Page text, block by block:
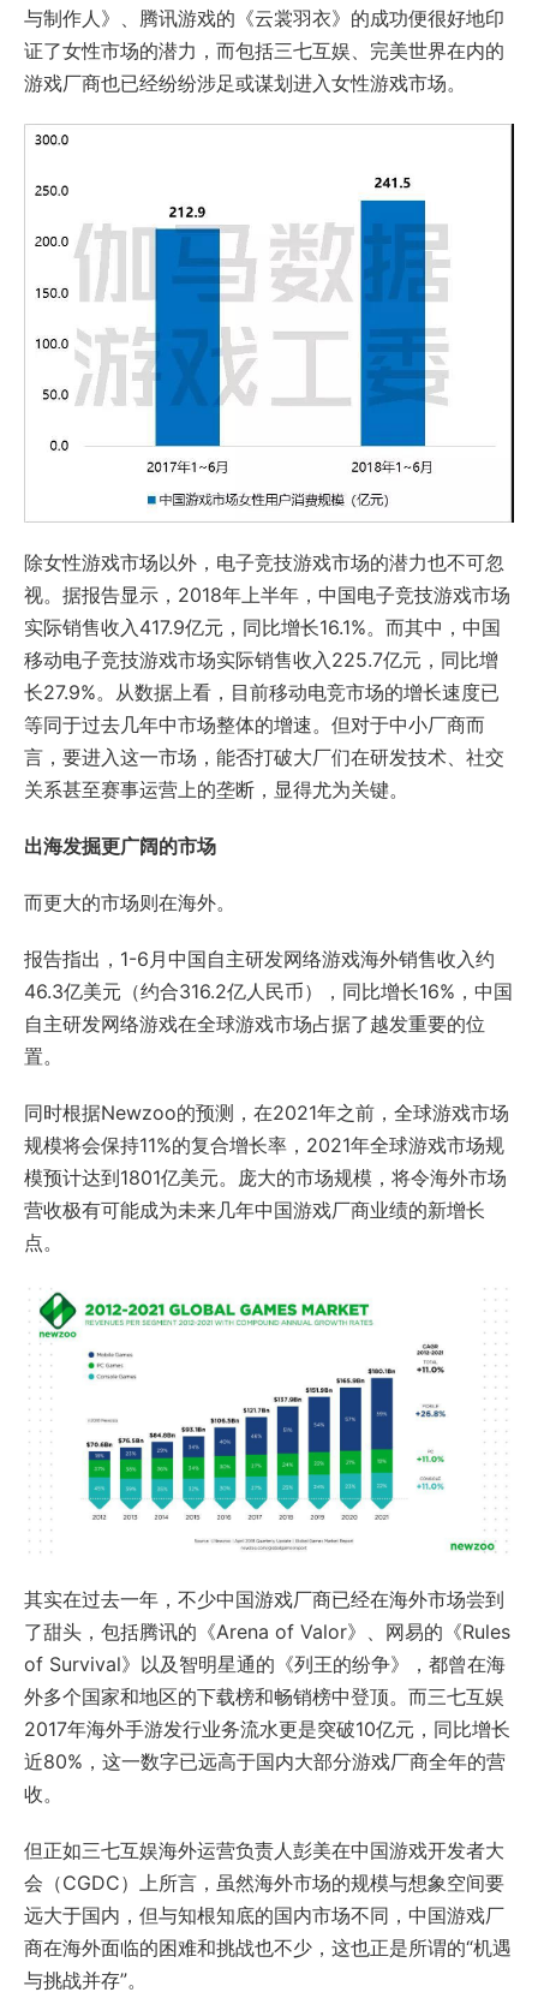
与制作人》、腾讯游戏的《云裳羽衣》的成功便很好地印
证了女性市场的潜力，而包括三七互娱、完美世界在内的
游戏厂商也已经纷纷涉足或谋划进入女性游戏市场。
除女性游戏市场以外，电子竞技游戏市场的潜力也不可忽
视。据报告显示，2018年上半年，中国电子竞技游戏市场
实际销售收入417.9亿元，同比增长16.1%。而其中，中国
移动电子竞技游戏市场实际销售收入225.7亿元，同比增
长27.9%。从数据上看，目前移动电竞市场的增长速度已
等同于过去几年中市场整体的增速。但对于中小厂商而
言，要进入这一市场，能否打破大厂们在研发技术、社交
关系甚至赛事运营上的垄断，显得尤为关键。
出海发掘更广阔的市场
而更大的市场则在海外。
报告指出，1-6月中国自主研发网络游戏海外销售收入约
46.3亿美元（约合316.2亿人民币），同比增长16%，中国
自主研发网络游戏在全球游戏市场占据了越发重要的位
置。
同时根据Newzoo的预测，在2021年之前，全球游戏市场
规模将会保持11%的复合增长率，2021年全球游戏市场规
模预计达到1801亿美元。庞大的市场规模，将令海外市场
营收极有可能成为未来几年中国游戏厂商业绩的新增长
点。
其实在过去一年，不少中国游戏厂商已经在海外市场尝到
了甜头，包括腾讯的《Arena of Valor》、网易的《Rules
of Survival》以及智明星通的《列王的纷争》，都曾在海
外多个国家和地区的下载榜和畅销榜中登顶。而三七互娱
2017年海外手游发行业务流水更是突破10亿元，同比增长
近80%，这一数字已远高于国内大部分游戏厂商全年的营
收。
但正如三七互娱海外运营负责人彭美在中国游戏开发者大
会（CGDC）上所言，虽然海外市场的规模与想象空间要
远大于国内，但与知根知底的国内市场不同，中国游戏厂
商在海外面临的困难和挑战也不少，这也正是所谓的“机遇
与挑战并存”。